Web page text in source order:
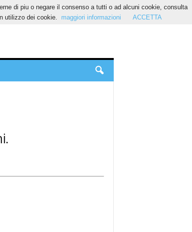
di piu o negare il consenso a tutti o ad alcuni cookie, consulta
utilizzo dei cookie.
maggiori informazioni ACCETTA